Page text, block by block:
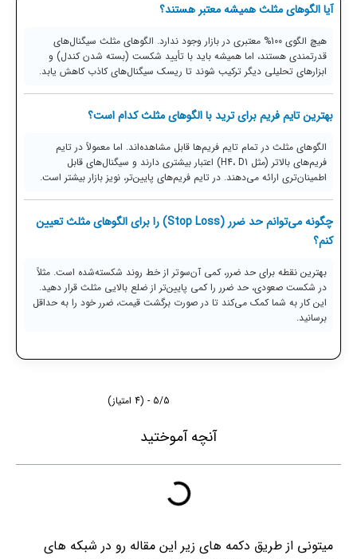
آیا الگوهای مثلث همیشه معتبر هستند؟
هیچ الگوی 100% معتبری در بازار وجود ندارد. الگوهای مثلث سیگنال‌های
قدرتمندی هستند، اما همیشه باید با تأیید شکست (بسته شدن کندل) و
ابزارهای تحلیلی دیگر ترکیب شوند تا ریسک سیگنال‌های کاذب کاهش یابد.
بهترین تایم فریم برای ترید با الگوهای مثلث کدام است؟
الگوهای مثلث در تمام تایم فریم‌ها قابل مشاهده‌اند. اما معمولاً در تایم
فریم‌های بالاتر (مثل H4، D1) اعتبار بیشتری دارند و سیگنال‌های قابل
اطمینان‌تری ارائه می‌دهند. در تایم فریم‌های پایین‌تر، نویز بازار بیشتر است.
چگونه می‌توانم حد ضرر (Stop Loss) را برای الگوهای مثلث تعیین
کنم؟
بهترین نقطه برای حد ضرر، کمی آن‌سوتر از خط روند شکسته‌شده است. مثلاً
در شکست صعودی، حد ضرر را کمی پایین‌تر از ضلع بالایی مثلث قرار دهید.
این کار به شما کمک می‌کند تا در صورت برگشت قیمت، ضرر خود را به حداقل
برسانید.
5/5 - (4 امتیاز)
آنچه آموختید
میتونی از طریق دکمه های زیر این مقاله رو در شبکه های